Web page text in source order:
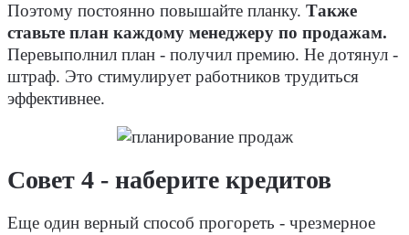
Поэтому постоянно повышайте планку. Также
ставьте план каждому менеджеру по продажам.
Перевыполнил план - получил премию. Не дотянул -
штраф. Это стимулирует работников трудиться
эффективнее.
Совет 4 - наберите кредитов
Еще один верный способ прогореть - чрезмерное